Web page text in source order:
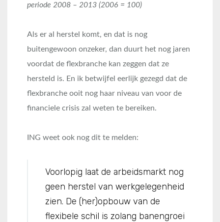
periode 2008 – 2013 (2006 = 100)
Als er al herstel komt, en dat is nog
buitengewoon onzeker, dan duurt het nog jaren
voordat de flexbranche kan zeggen dat ze
hersteld is. En ik betwijfel eerlijk gezegd dat de
flexbranche ooit nog haar niveau van voor de
financiele crisis zal weten te bereiken.
ING weet ook nog dit te melden:
Voorlopig laat de arbeidsmarkt nog
geen herstel van werkgelegenheid
zien. De (her)opbouw van de
flexibele schil is zolang banengroei